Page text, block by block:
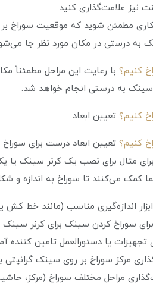
نیز علامت‌گذاری کنید.
مطمئن شوید که موقعیت سوراخ
به درستی در مکان مورد نظر جا
کنیم؟ با رعایت این مراحل مطمئناً
به درستی انجام خواهد شد.
کنیم؟ تعیین ابعاد
کنیم؟ تعیین ابعاد درست برای سوراخ
مثال برای نصب یک کرنر سینک یا
کمک می‌کنند تا سوراخ به اندازه و
ابزار اندازه‌گیری مناسب (مانند خط کش
برای سوراخ کردن سینک برای کرنر
تجهیزات یا دستورالعمل تامین کننده
مرکز سوراخ بر روی سینک گرانیتی
مراحل مختلف سوراخ (مرکز،